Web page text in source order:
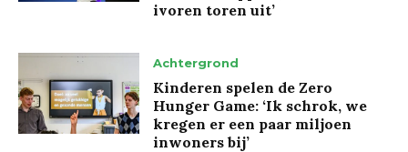
ivoren toren uit’
Achtergrond
Kinderen spelen de Zero
Hunger Game: ‘Ik schrok, we
kregen er een paar miljoen
inwoners bij’